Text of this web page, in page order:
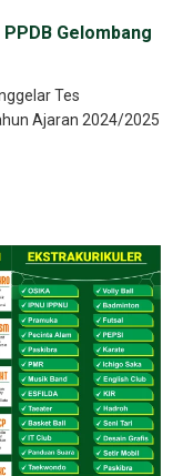
Gelombang
Tes
Ajaran 2024/2025